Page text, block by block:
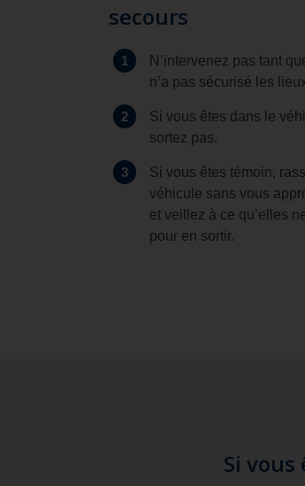
secours
1
N’intervenez pas tant
n’a pas sécurisé les
2
Si vous êtes dans le
sortez pas.
3
Si vous êtes témoin,
véhicule sans vous
et veillez à ce qu’elles
pour en sortir.
Si